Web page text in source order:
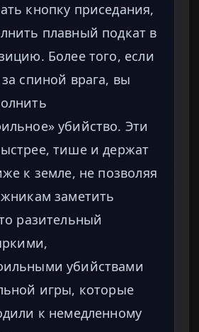
кнопку приседания,
плавный подкат в
Более того, если
спиной врага, вы
убийство. Эти
тише и держат
к земле, не позволяя
заметить
разительный
убийствами
игры, которые
к немедленному